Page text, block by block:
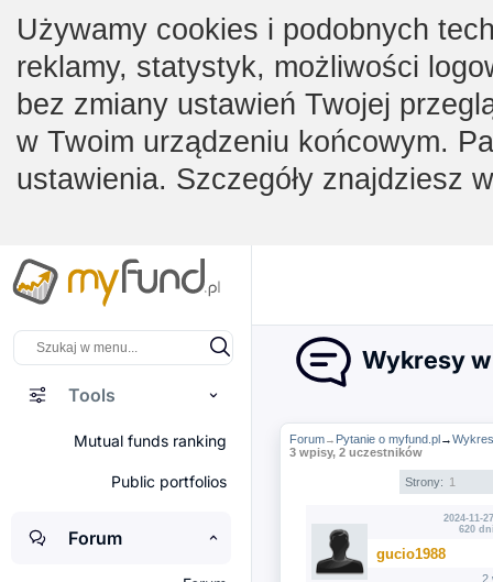
Używamy cookies i podobnych
reklamy, statystyk, możliwości
bez zmiany ustawień Twojej
w Twoim urządzeniu końcowym.
ustawienia. Szczegóły znajdziesz
Tools
Mutual funds ranking
Public portfolios
Forum
Wykresy
Forum→ Pytanie o myfund.pl→
3 wpisy, 2 uczestników
Strony: 1
2024-11-
620
gucio1988
2